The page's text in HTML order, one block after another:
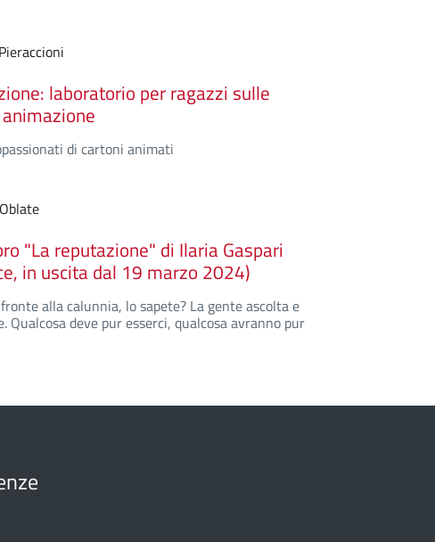
laboratorio per ragazzi sulle
di cartoni animati
"La reputazione" di Ilaria Gaspari
in uscita dal 19 marzo 2024)
alla calunnia, lo sapete? La gente ascolta e
Qualcosa deve pur esserci, qualcosa avranno pur